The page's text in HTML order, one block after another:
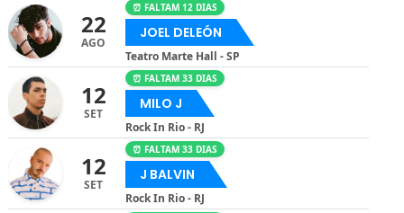
22
AGO
⏰ FALTAM 12 DIAS
JOEL DELEÓN
Teatro Marte Hall - SP
12
SET
⏰ FALTAM 33 DIAS
MILO J
Rock In Rio - RJ
12
SET
⏰ FALTAM 33 DIAS
J BALVIN
Rock In Rio - RJ